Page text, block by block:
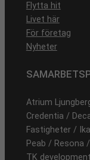
Flytta hit
Livet här
För företag
Nyheter
Atrium
Credentia /
Fastigheter /
Peab / Resona
TK